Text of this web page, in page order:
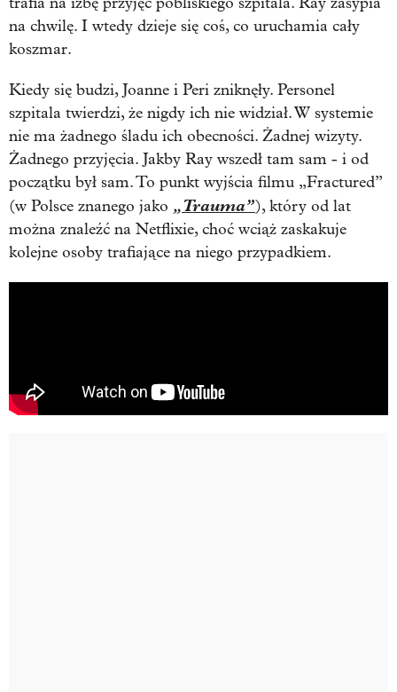
na chwilę. I wtedy dzieje się coś, co uruchamia cały
koszmar.
Kiedy się budzi, Joanne i Peri zniknęły. Personel
szpitala twierdzi, że nigdy ich nie widział. W systemie
nie ma żadnego śladu ich obecności. Żadnej wizyty.
Żadnego przyjęcia. Jakby Ray wszedł tam sam - i od
początku był sam. To punkt wyjścia filmu „Fractured”
(w Polsce znanego jako „Trauma”), który od lat
można znaleźć na Netflixie, choć wciąż zaskakuje
kolejne osoby trafiające na niego przypadkiem.